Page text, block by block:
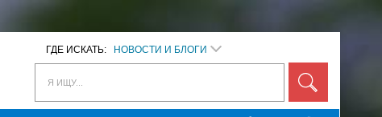
ГДЕ ИСКАТЬ: НОВОСТИ И БЛОГИ
Я ИЩУ...